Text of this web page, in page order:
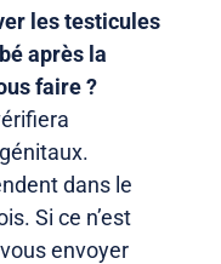
les testicules
après la
faire ?
dans le
Si ce n’est
envoyer